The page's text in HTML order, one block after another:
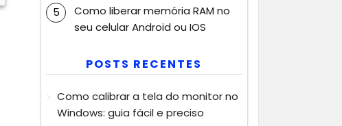
Como liberar memória RAM no
seu celular Android ou IOS
POSTS RECENTES
Como calibrar a tela do monitor no
Windows: guia fácil e preciso